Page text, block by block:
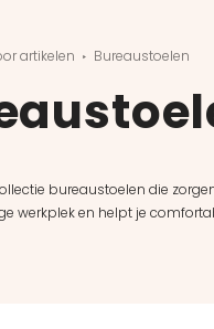
artikelen Bureaustoelen
bureaustoelen die
werkplek en helpt je